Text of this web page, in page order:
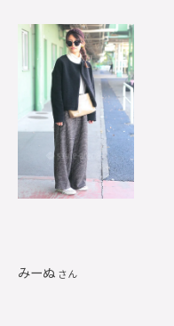
みーぬ さん